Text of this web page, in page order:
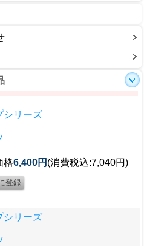
シリーズ
格6,400円 (消費税込:7,040円)
シリーズ